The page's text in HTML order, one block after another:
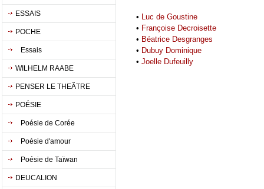
ESSAIS
POCHE
Essais
WILHELM RAABE
PENSER LE THEÃTRE
POÉSIE
Poésie de Corée
Poésie d'amour
Poésie de Taïwan
DEUCALION
• Luc de Goustine
• Françoise Decroisette
• Béatrice Desgranges
• Dubuy Dominique
• Joelle Dufeuilly